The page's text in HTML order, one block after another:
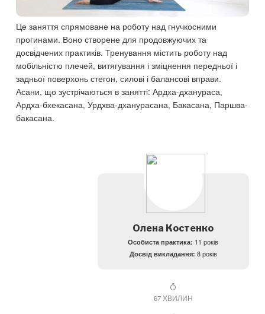
Це заняття спрямоване на роботу над гнучкосними
прогинами. Воно створене для продовжуючих та
досвідчених практиків. Тренування містить роботу над
мобільністю плечей, витягування і зміцнення передньої і
задньої поверхонь стегон, силові і балансові вправи.
Асани, що зустрічаються в занятті: Ардха-дханураса,
Ардха-бхекасана, Урдхва-дханурасана, Бакасана, Паршва-
бакасана.
Олена Костенко
Особиста практика: 11 років
Досвід викладання: 8 років
67 ХВИЛИН